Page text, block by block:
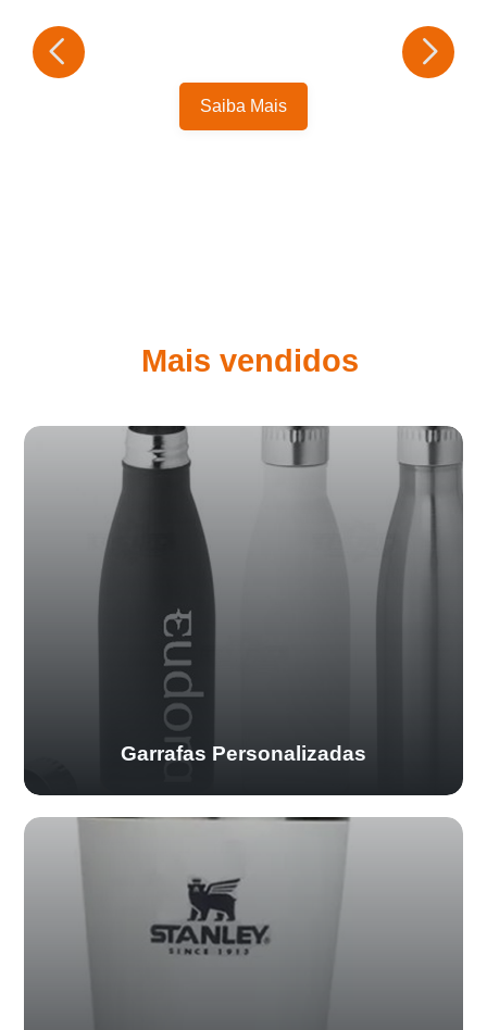
Saiba Mais
Mais vendidos
Garrafas Personalizadas